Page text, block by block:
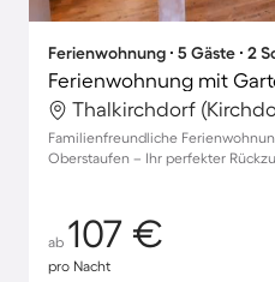
Ferienwohnung ∙ 5 Gäste ∙ 2
Ferienwohnung mit
Familienfreundliche
Oberstaufen – Ihr perfekter
ab 107 €
pro Nacht